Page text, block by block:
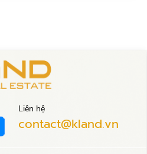
Liên hệ
contact@kland.vn